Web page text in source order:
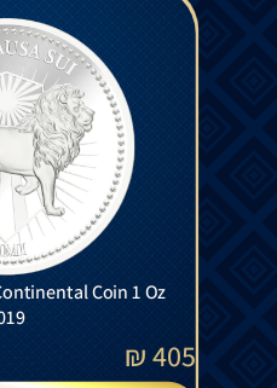
Coin 1 Oz
405
₪